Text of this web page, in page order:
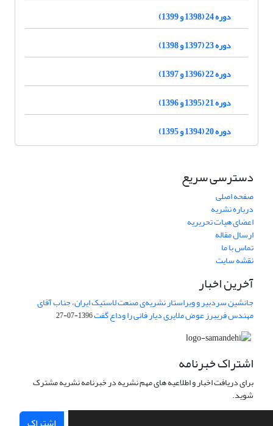
دوره 24 (1398 و 1399)
دوره 23 (1397 و 1398)
دوره 22 (1396 و 1397)
دوره 21 (1395 و 1396)
دوره 20 (1394 و 1395)
دسترسی سریع
صفحه اصلی
درباره نشریه
اعضای هیات تحریریه
ارسال مقاله
تماس با ما
نقشه سایت
آخرین اخبار
جانشین سردبیر و ویراستار نشریه‌ی صنعت لاستیک ایران، جناب آقای
مهندس فریبرز عوض ملایری دیار فانی را وداع گفت1396-07-27
اشتراک خبرنامه
برای دریافت اخبار و اطلاعیه های مهم نشریه در خبرنامه نشریه مشترک
شوید.